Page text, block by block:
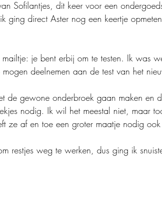
Sofilantjes, dit keer voor een
ging direct Aster nog een keertje
je bent erbij om te testen. Ik was
deelnemen aan de test van het
de gewone onderbroek gaan maken en
nodig. Ik wil het meestal niet, maar
ze af en toe een groter maatje nodig
restjes weg te werken, dus ging ik